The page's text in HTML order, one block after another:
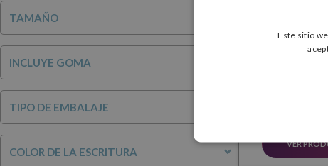
TAMAÑO
INCLUYE GOMA
TIPO DE EMBALAJE
COLOR DE LA ESCRITURA
Pilot G-2
VER
Este sitio